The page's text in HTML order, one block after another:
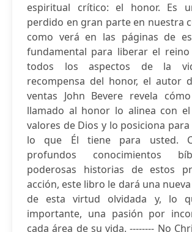
espiritual crítico: el honor. Es
perdido en gran parte en nuestra
como verá en las páginas de
fundamental para liberar el
todos los aspectos de la
recompensa del honor, el autor
ventas John Bevere revela
llamado al honor lo alinea con
valores de Dios y lo posiciona
lo que Él tiene para usted.
profundos conocimientos
poderosas historias de estos
acción, este libro le dará una
de esta virtud olvidada y, lo
importante, una pasión por
cada área de su vida. -------- No